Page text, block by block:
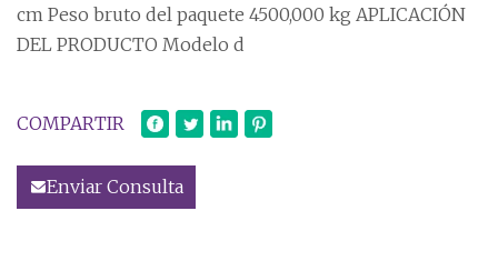
cm Peso bruto del paquete 4500,000 kg APLICACIÓN
DEL PRODUCTO Modelo d
COMPARTIR
Enviar Consulta